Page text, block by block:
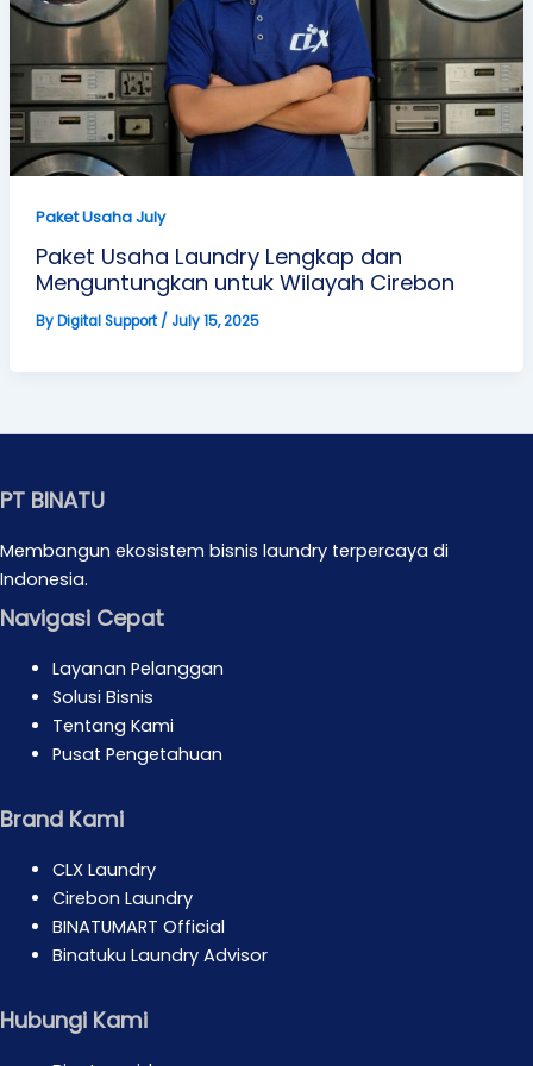
Paket Usaha July
Paket Usaha Laundry Lengkap dan
Menguntungkan untuk Wilayah Cirebon
ByDigital Support/ July 15, 2025
PT BINATU
Membangun ekosistem bisnis laundry terpercaya di
Indonesia.
Navigasi Cepat
Layanan Pelanggan
Solusi Bisnis
Tentang Kami
Pusat Pengetahuan
Brand Kami
CLX Laundry
Cirebon Laundry
BINATUMART Official
Binatuku Laundry Advisor
Hubungi Kami